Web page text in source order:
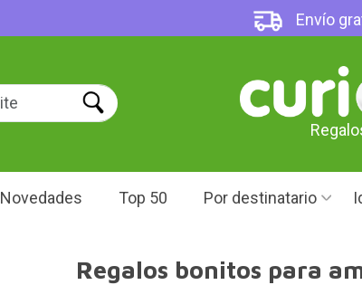
Envío
Novedades Top 50 Por destinatario
Regalos bonitos para